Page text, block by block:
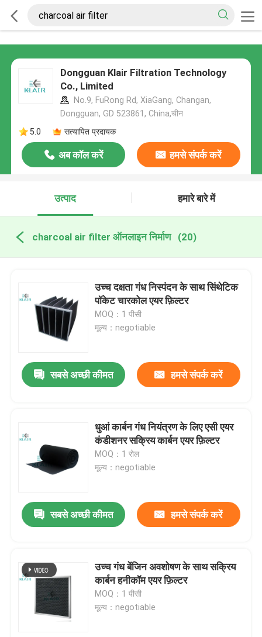
Dongguan Klair Filtration Technology
Co., Limited
No.9, FuRong Rd, XiaGang, Changan,
Dongguan, GD 523861, China,चीन
5.0
सत्यापित प्रदायक
अब कॉल करें हमसे संपर्क करें
उत्पाद हमारे बारे में
charcoal air filter ऑनलाइन निर्माण (20)
उच्च दक्षता गंध निस्पंदन के साथ सिंथेटिक
पॉकेट चारकोल एयर फ़िल्टर
MOQ：1 पीसी
मूल्य：negotiable
सबसे अच्छी कीमत हमसे संपर्क करें
धुआं कार्बन गंध नियंत्रण के लिए एसी एयर
कंडीशनर सक्रिय कार्बन एयर फ़िल्टर
MOQ：1 रोल
मूल्य：negotiable
सबसे अच्छी कीमत हमसे संपर्क करें
उच्च गंध बेंजिन अवशोषण के साथ सक्रिय
कार्बन हनीकॉम एयर फ़िल्टर
MOQ：1 पीसी
मूल्य：negotiable